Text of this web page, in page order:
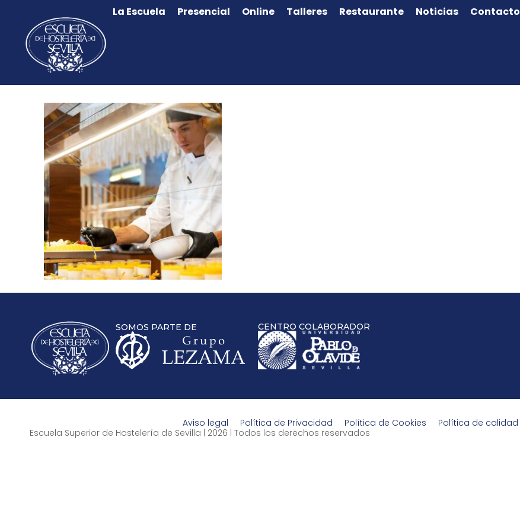
La Escuela Presencial Online Talleres Restaurante Noticias Contacto
SOMOS PARTE DE CENTRO COLABORADOR
Aviso legal Política de Privacidad Política de Cookies Política de calidad
Escuela Superior de Hostelería de Sevilla | 2026 | Todos los derechos reservados